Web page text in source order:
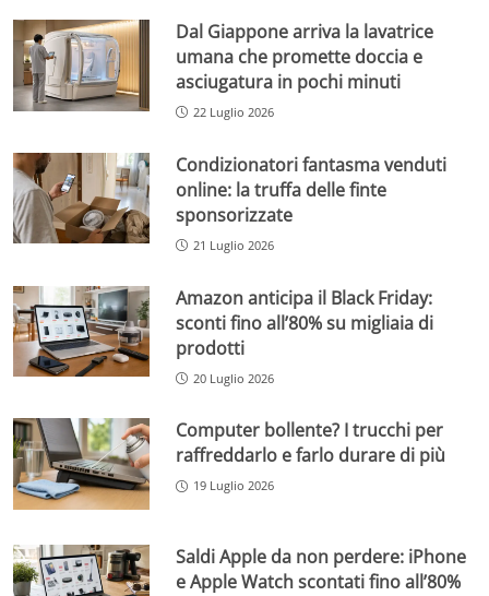
Dal Giappone arriva la lavatrice
umana che promette doccia e
asciugatura in pochi minuti
22 Luglio 2026
Condizionatori fantasma venduti
online: la truffa delle finte
sponsorizzate
21 Luglio 2026
Amazon anticipa il Black Friday:
sconti fino all’80% su migliaia di
prodotti
20 Luglio 2026
Computer bollente? I trucchi per
raffreddarlo e farlo durare di più
19 Luglio 2026
Saldi Apple da non perdere: iPhone
e Apple Watch scontati fino all’80%